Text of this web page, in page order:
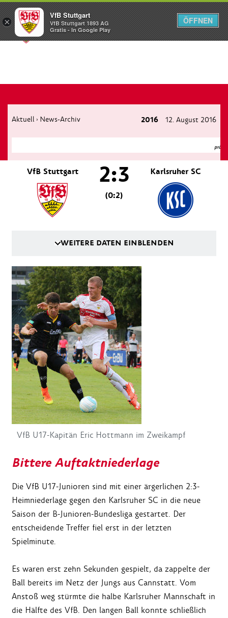
Menü
Aktuell › News-Archiv 2016 12. August 2016
VfB Stuttgart Karlsruher SC
2:3
(0:2)
WEITERE DATEN EINBLENDEN
VfB U17-Kapitän Eric Hottmann im Zweikampf
Bittere Auftaktniederlage
Die VfB U17-Junioren sind mit einer ärgerlichen 2:3-
Heimniederlage gegen den Karlsruher SC in die neue
Saison der B-Junioren-Bundesliga gestartet. Der
entscheidende Treffer fiel erst in der letzten
Spielminute.
Es waren erst zehn Sekunden gespielt, da zappelte der
Ball bereits im Netz der Jungs aus Cannstatt. Vom
Anstoß weg stürmte die halbe Karlsruher Mannschaft in
die Hälfte des VfB. Den langen Ball konnte schließlich
×
VfB Stuttgart
VfB Stuttgart 1893 AG
Gratis - In Google Play
ÖFFNEN